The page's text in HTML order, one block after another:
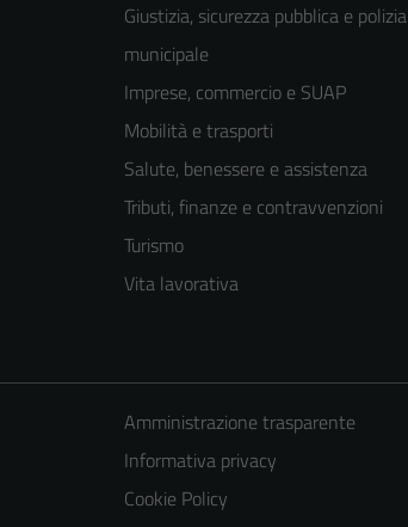
Giustizia, sicurezza pubblica e polizia
municipale
Imprese, commercio e SUAP
Mobilità e trasporti
Salute, benessere e assistenza
Tributi, finanze e contravvenzioni
Turismo
Vita lavorativa
Amministrazione trasparente
Informativa privacy
Cookie Policy
Tecnici
Questi cookie
sono necessari